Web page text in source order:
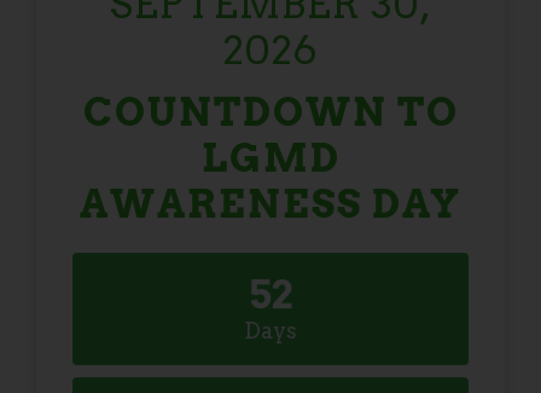
2026
COUNTDOWN TO
LGMD
AWARENESS DAY
52
Days